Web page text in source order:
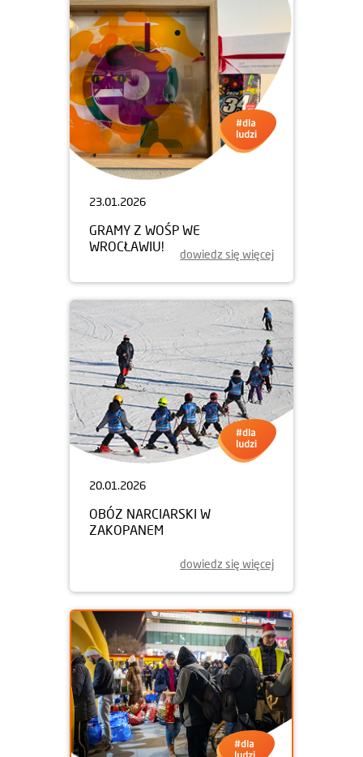
23.01.2026
GRAMY Z WOŚP WE
WROCŁAWIU!
dowiedz się więcej
20.01.2026
OBÓZ NARCIARSKI W
ZAKOPANEM
dowiedz się więcej